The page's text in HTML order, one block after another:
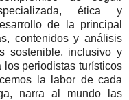
ética y
de la principal
contenidos y análisis
sostenible, inclusivo y
periodistas turísticos
la labor de cada
narra al mundo las